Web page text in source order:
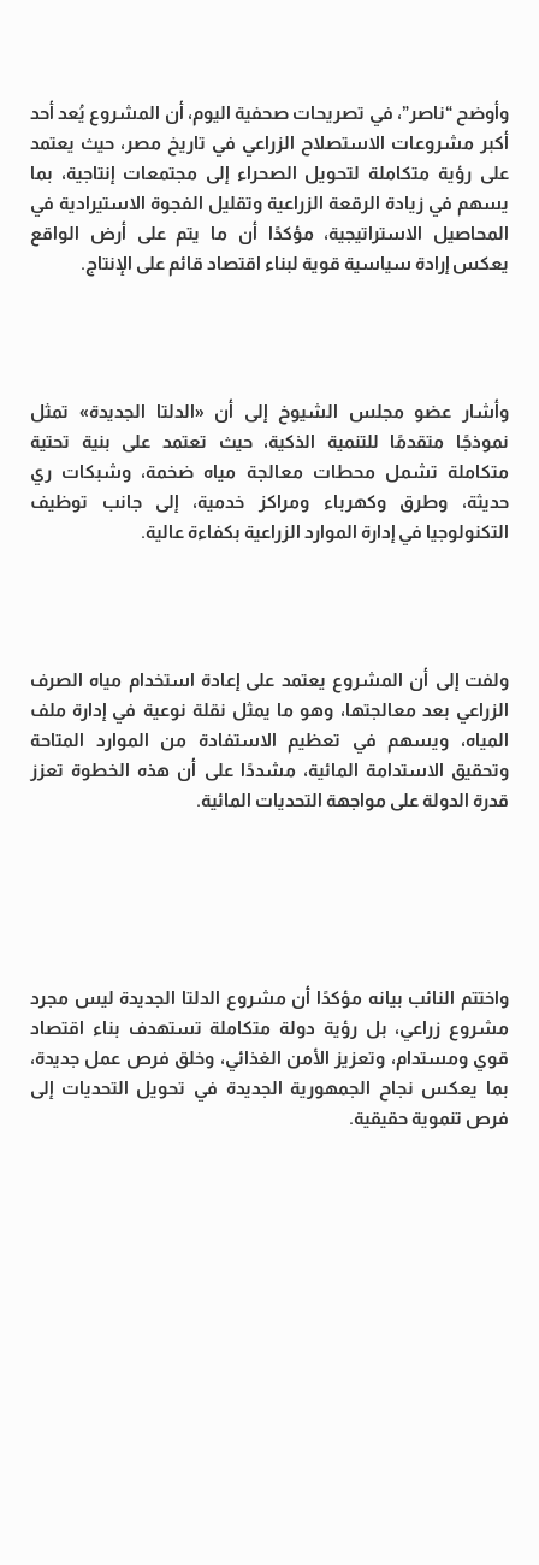
وأوضح “ناصر”، في تصريحات صحفية اليوم، أن المشروع يُعد أحد
أكبر مشروعات الاستصلاح الزراعي في تاريخ مصر، حيث يعتمد
على رؤية متكاملة لتحويل الصحراء إلى مجتمعات إنتاجية، بما
يسهم في زيادة الرقعة الزراعية وتقليل الفجوة الاستيرادية في
المحاصيل الاستراتيجية، مؤكدًا أن ما يتم على أرض الواقع
يعكس إرادة سياسية قوية لبناء اقتصاد قائم على الإنتاج.
وأشار عضو مجلس الشيوخ إلى أن «الدلتا الجديدة» تمثل
نموذجًا متقدمًا للتنمية الذكية، حيث تعتمد على بنية تحتية
متكاملة تشمل محطات معالجة مياه ضخمة، وشبكات ري
حديثة، وطرق وكهرباء ومراكز خدمية، إلى جانب توظيف
التكنولوجيا في إدارة الموارد الزراعية بكفاءة عالية.
ولفت إلى أن المشروع يعتمد على إعادة استخدام مياه الصرف
الزراعي بعد معالجتها، وهو ما يمثل نقلة نوعية في إدارة ملف
المياه، ويسهم في تعظيم الاستفادة من الموارد المتاحة
وتحقيق الاستدامة المائية، مشددًا على أن هذه الخطوة تعزز
قدرة الدولة على مواجهة التحديات المائية.
واختتم النائب بيانه مؤكدًا أن مشروع الدلتا الجديدة ليس مجرد
مشروع زراعي، بل رؤية دولة متكاملة تستهدف بناء اقتصاد
قوي ومستدام، وتعزيز الأمن الغذائي، وخلق فرص عمل جديدة،
بما يعكس نجاح الجمهورية الجديدة في تحويل التحديات إلى
فرص تنموية حقيقية.